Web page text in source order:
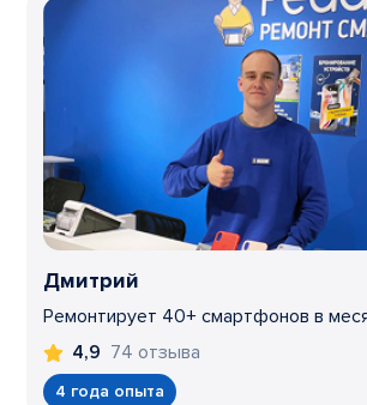
Дмитрий
Ремонтирует 40+ смартфонов в
4,9 74 отзыва
4 года опыта